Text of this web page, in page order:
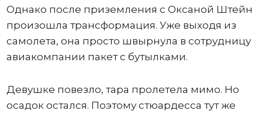
Однако после приземления с Оксаной Штейн
произошла трансформация. Уже выходя из
самолета, она просто швырнула в сотрудницу
авиакомпании пакет с бутылками.
Девушке повезло, тара пролетела мимо. Но
осадок остался. Поэтому стюардесса тут же